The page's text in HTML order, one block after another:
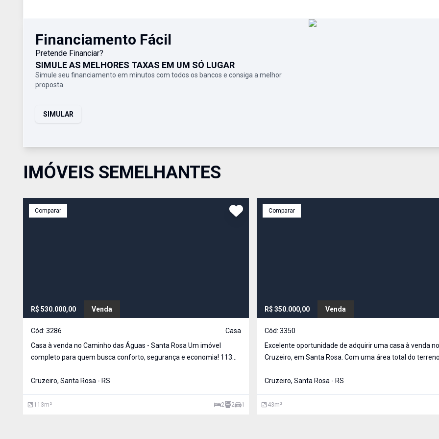
Financiamento Fácil
Pretende Financiar?
SIMULE AS MELHORES TAXAS EM UM SÓ LUGAR
Simule seu financiamento em minutos com todos os bancos e consiga a melhor
proposta.
SIMULAR
IMÓVEIS SEMELHANTES
Comparar
R$ 530.000,00 Venda
Cód: 3286
Casa
Casa à venda no Caminho das Águas - Santa Rosa Um imóvel
completo para quem busca conforto, segurança e economia! 113
Cruzeiro, Santa Rosa - RS
113m² 2 2 1
Comparar
R$ 350.000,00 Venda
Cód: 3350
Excelente oportunidade de adquirir uma casa à venda
Cruzeiro, em Santa Rosa. Com uma área total do terreno 220 m² e
banheiro e 1 vaga de garagem. Ideal para quem busca
Cruzeiro, Santa Rosa - RS
43m²